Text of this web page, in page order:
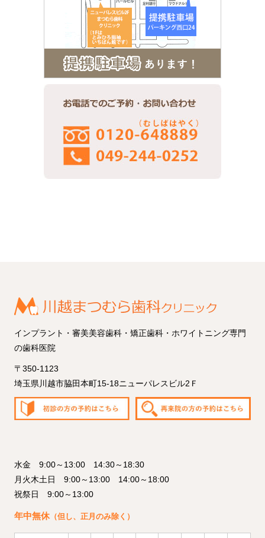
インプラント・審美美容歯科・矯正歯科・ホワイトニング専門
の歯科医院
〒350-1123
埼玉県川越市脇田本町15-18ニューパレスビル2Ｆ
水金 9:00～13:00 14:30～18:30
月火木土日 9:00～13:00 14:00～18:00
祝祭日 9:00～13:00
年中無休（但し、正月のみ除く）